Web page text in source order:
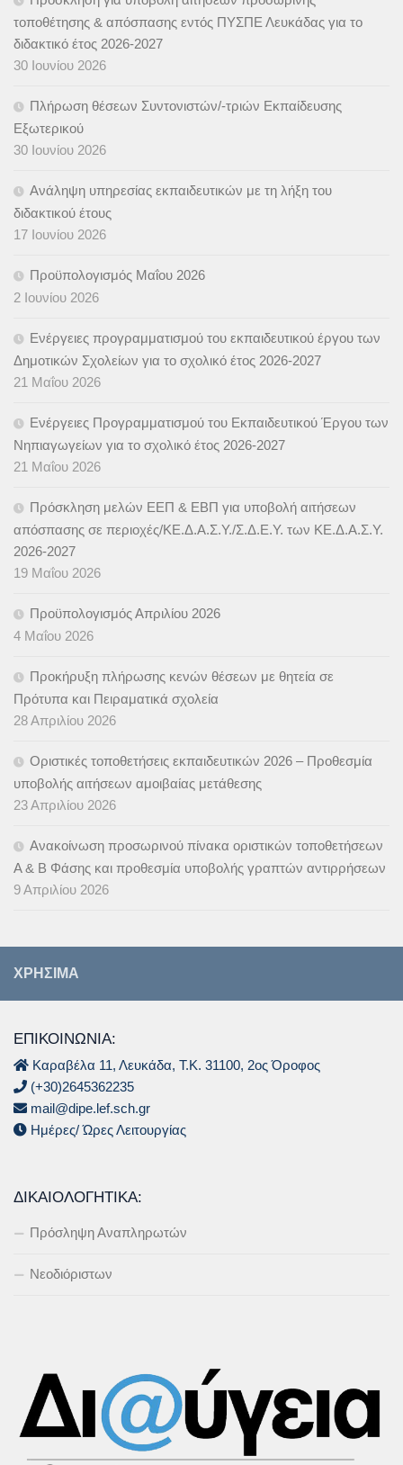
τοποθέτησης & απόσπασης εντός ΠΥΣΠΕ Λευκάδας για το
διδακτικό έτος 2026-2027
30 Ιουνίου 2026
Πλήρωση θέσεων Συντονιστών/-τριών Εκπαίδευσης
Εξωτερικού
30 Ιουνίου 2026
Ανάληψη υπηρεσίας εκπαιδευτικών με τη λήξη του
διδακτικού έτους
17 Ιουνίου 2026
Προϋπολογισμός Μαΐου 2026
2 Ιουνίου 2026
Ενέργειες προγραμματισμού του εκπαιδευτικού έργου των
Δημοτικών Σχολείων για το σχολικό έτος 2026-2027
21 Μαΐου 2026
Ενέργειες Προγραμματισμού του Εκπαιδευτικού Έργου των
Νηπιαγωγείων για το σχολικό έτος 2026-2027
21 Μαΐου 2026
Πρόσκληση μελών ΕΕΠ & ΕΒΠ για υποβολή αιτήσεων
απόσπασης σε περιοχές/ΚΕ.Δ.Α.Σ.Υ./Σ.Δ.Ε.Υ. των ΚΕ.Δ.Α.Σ.Υ.
2026-2027
19 Μαΐου 2026
Προϋπολογισμός Απριλίου 2026
4 Μαΐου 2026
Προκήρυξη πλήρωσης κενών θέσεων με θητεία σε
Πρότυπα και Πειραματικά σχολεία
28 Απριλίου 2026
Οριστικές τοποθετήσεις εκπαιδευτικών 2026 – Προθεσμία
υποβολής αιτήσεων αμοιβαίας μετάθεσης
23 Απριλίου 2026
Ανακοίνωση προσωρινού πίνακα οριστικών τοποθετήσεων
Α & B Φάσης και προθεσμία υποβολής γραπτών αντιρρήσεων
9 Απριλίου 2026
ΧΡΉΣΙΜΑ
ΕΠΙΚΟΙΝΩΝΙΑ:
Καραβέλα 11, Λευκάδα, Τ.Κ. 31100, 2ος Όροφος
(+30)2645362235
mail@dipe.lef.sch.gr
Ημέρες/ Ώρες Λειτουργίας
ΔΙΚΑΙΟΛΟΓΗΤΙΚΆ:
Πρόσληψη Αναπληρωτών
Νεοδιόριστων